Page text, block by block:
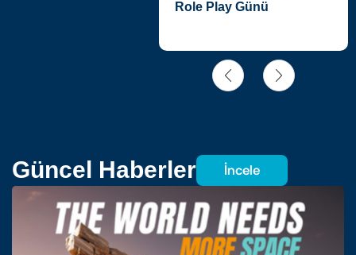
Role Play Günü
Güncel Haberler İncele